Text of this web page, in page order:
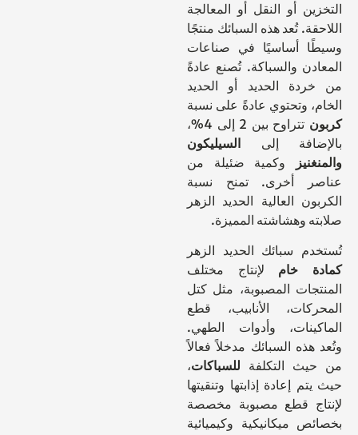
أو النقل أو المعالجة
تُعد هذه السبائك منتجًا
أساسيًا في صناعات
والسباكة. تُصنع عادةً
الحديد أو الحديد
وتحتوي عادةً على نسبة
تتراوح بين 2 إلى 4%،
إلى
السيليكون
وكمية ضئيلة من
أخرى. تمنح نسبة
العالية الحديد الزهر
وهشاشته المميزة.
سبائك الحديد الزهر
خاملإنتاج مختلف
المصبوبة، مثل كتل
الأنابيب، قطع
وأدوات الطهي.
السبائك مدخلاً فعالاً
التكلفة للسباكات،
إعادة إذابتها وتنقيتها
قطع مصبوبة مخصصة
ميكانيكية وكيميائية